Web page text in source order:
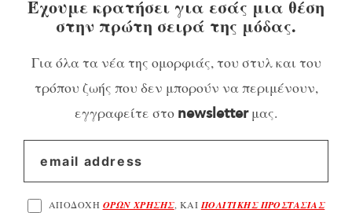
Έχουμε κρατήσει για εσάς μια θέση
στην πρώτη σειρά της μόδας.
Για όλα τα νέα της ομορφιάς, του στυλ και του
τρόπου ζωής που δεν μπορούν να περιμένουν,
εγγραφείτε στο newsletterμας.
ΑΠΟΔΟΧΗ ΟΡΩΝ ΧΡΗΣΗΣ, ΚΑΙ ΠΟΛΙΤΙΚΗΣ ΠΡΟΣΤΑΣΙΑΣ